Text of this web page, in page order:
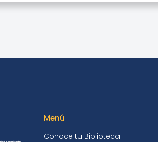
Menú
Conoce tu Biblioteca